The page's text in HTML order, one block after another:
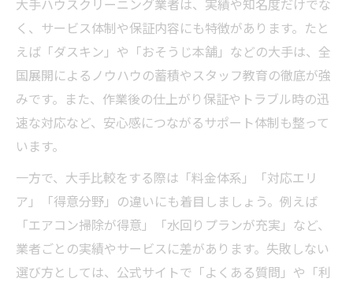
ハウスクリーニング業界動向と実績の重要
性について
今後の市場拡大で求められる実績とは何か
AIやエコ対応が進む中の実績の活かし方
業界成長と実績豊富なハウスクリーニング
大手ハウスクリーニング業者は、実績や知名度だけでな
く、サービス体制や保証内容にも特徴があります。たと
えば「ダスキン」や「おそうじ本舗」などの大手は、全
国展開によるノウハウの蓄積やスタッフ教育の徹底が強
みです。また、作業後の仕上がり保証やトラブル時の迅
速な対応など、安心感につながるサポート体制も整って
います。
一方で、大手比較をする際は「料金体系」「対応エリ
ア」「得意分野」の違いにも着目しましょう。例えば
「エアコン掃除が得意」「水回りプランが充実」など、
業者ごとの実績やサービスに差があります。失敗しない
選び方としては、公式サイトで「よくある質問」や「利